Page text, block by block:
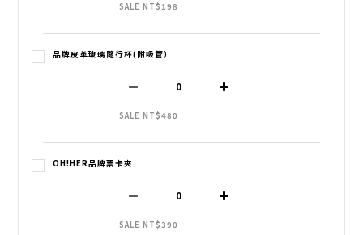
SALE NT$198
品牌皮革玻璃隨行杯(附吸管）
SALE NT$480
OH!HER品牌票卡夾
SALE NT$390